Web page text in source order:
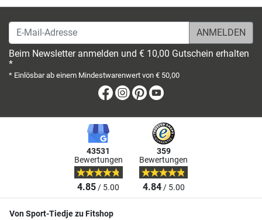
E-Mail-Adresse
Beim Newsletter anmelden und € 10,00 Gutschein erhalten
*
* Einlösbar ab einem Mindestwarenwert von € 50,00
Facebook
Instagram
Pinterest
43531
Bewertungen
4.85/ 5.00
359
Bewertungen
4.84/ 5.00
Von Sport-Tiedje zu Fitshop